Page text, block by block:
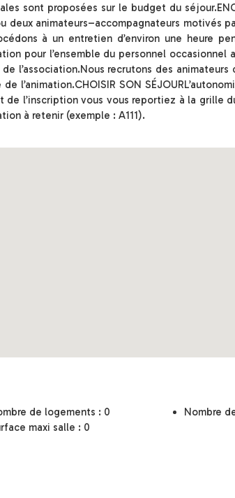
sont proposées sur le budget du
deux animateurs–accompagnateurs motivés
à un entretien d’environ une heure
pour l’ensemble du personnel
l’association.Nous recrutons des
l’animation.CHOISIR SON
de l’inscription vous vous reportiez à la grille
à retenir (exemple : A111).
de logements : 0 Nombre
maxi salle : 0